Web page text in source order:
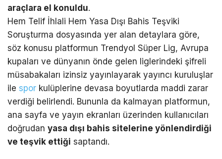
araçlara el konuldu.
Hem Telif İhlali Hem Yasa Dışı Bahis Teşviki
Soruşturma dosyasında yer alan detaylara göre,
söz konusu platformun Trendyol Süper Lig, Avrupa
kupaları ve dünyanın önde gelen liglerindeki şifreli
müsabakaları izinsiz yayınlayarak yayıncı kuruluşlar
ile spor kulüplerine devasa boyutlarda maddi zarar
verdiği belirlendi. Bununla da kalmayan platformun,
ana sayfa ve yayın ekranları üzerinden kullanıcıları
doğrudan yasa dışı bahis sitelerine yönlendirdiği
ve teşvik ettiği saptandı.